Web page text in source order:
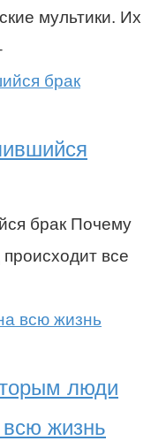
мультики. Их
брак Почему
все
люди
всю жизнь